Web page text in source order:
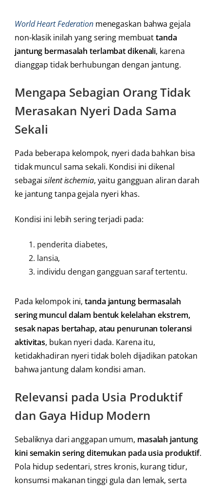
World Heart Federationmenegaskan bahwa gejala
non-klasik inilah yang sering membuattanda
jantung bermasalah terlambat dikenali, karena
dianggap tidak berhubungan dengan jantung.
Mengapa Sebagian Orang Tidak
Merasakan Nyeri Dada Sama
Sekali
Pada beberapa kelompok, nyeri dada bahkan bisa
tidak muncul sama sekali. Kondisi ini dikenal
sebagaisilent ischemia, yaitu gangguan aliran darah
ke jantung tanpa gejala nyeri khas.
Kondisi ini lebih sering terjadi pada:
penderita diabetes,
lansia,
individu dengan gangguan saraf tertentu.
Pada kelompok ini,tanda jantung bermasalah
sering muncul dalam bentuk kelelahan ekstrem,
sesak napas bertahap, atau penurunan toleransi
aktivitas, bukan nyeri dada. Karena itu,
ketidakhadiran nyeri tidak boleh dijadikan patokan
bahwa jantung dalam kondisi aman.
Relevansi pada Usia Produktif
dan Gaya Hidup Modern
Sebaliknya dari anggapan umum, masalah jantung
kini semakin sering ditemukan pada usia produktif.
Pola hidup sedentari, stres kronis, kurang tidur,
konsumsi makanan tinggi gula dan lemak, serta